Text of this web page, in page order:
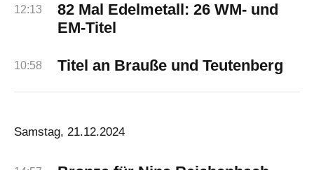
12:13
82 Mal Edelmetall: 26 WM- und
EM-Titel
10:58 Titel an Brauße und Teutenberg
Samstag, 21.12.2024